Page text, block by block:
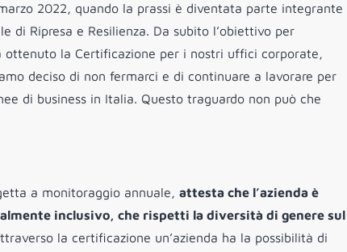
2022, quando la prassi è diventata parte integrante
di Ripresa e Resilienza. Da subito l’obiettivo per
ottenuto la Certificazione per i nostri uffici corporate,
deciso di non fermarci e di continuare a lavorare per
di business in Italia. Questo traguardo non può che
a monitoraggio annuale, attesta che l’azienda è
inclusivo, che rispetti la diversità di genere sul
la certificazione un’azienda ha la possibilità di